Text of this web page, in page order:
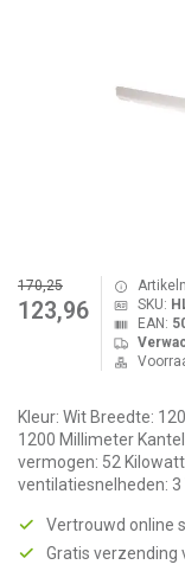
170,25
123,96
SKU:
EAN:
Kleur: Wit Breedte:
1200 Millimeter
vermogen: 52
ventilatiesnelheden: 3
Vertrouwd online
Gratis verzending